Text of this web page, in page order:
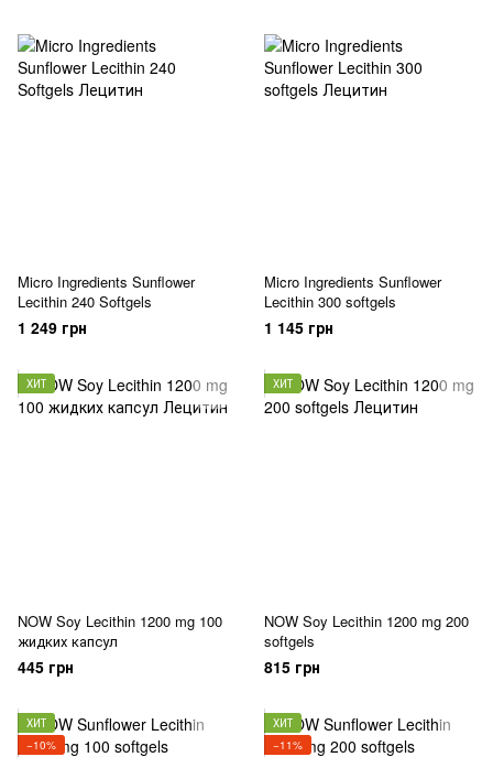
Micro Ingredients Sunflower
Lecithin 240 Softgels
1 249 грн
Micro Ingredients Sunflower
Lecithin 300 softgels
1 145 грн
ХИТ
NOW Soy Lecithin 1200 mg 100
жидких капсул
445 грн
ХИТ
NOW Soy Lecithin 1200 mg 200
softgels
815 грн
ХИТ
−10%
ХИТ
−11%